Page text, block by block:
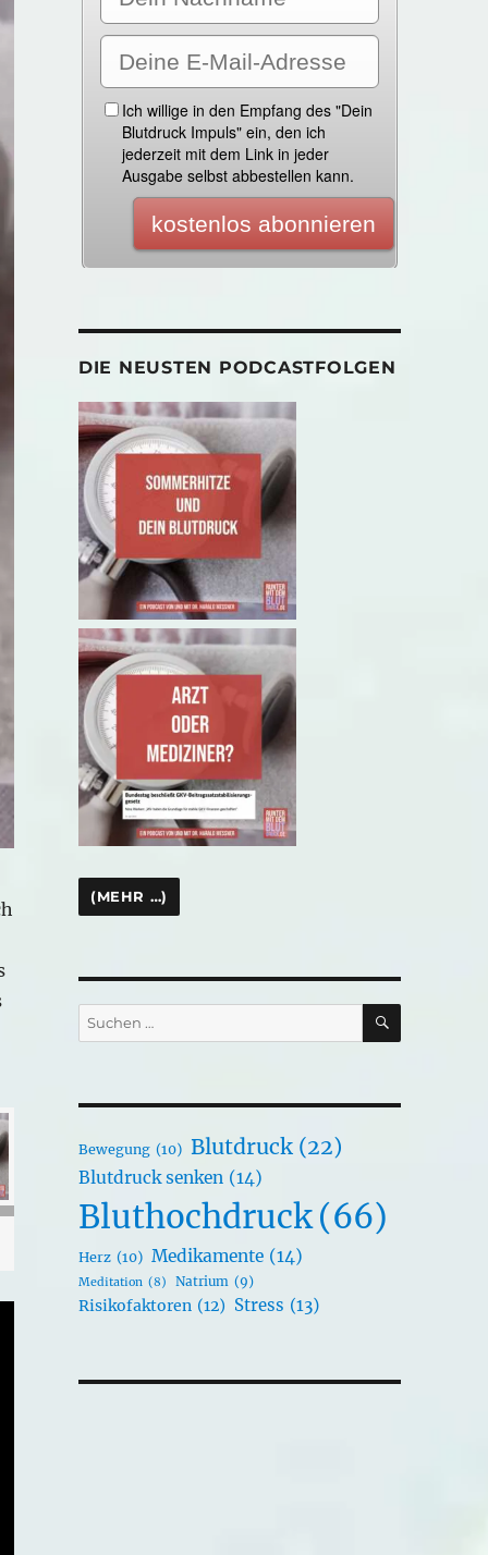
DIE NEUSTEN PODCASTFOLGEN
Suchen
nach:
SUCHEN
Bewegung (10) Blutdruck (22)
Blutdruck senken (14)
Bluthochdruck(66)
Herz (10) Medikamente (14)
Meditation (8) Natrium (9)
Risikofaktoren (12) Stress (13)